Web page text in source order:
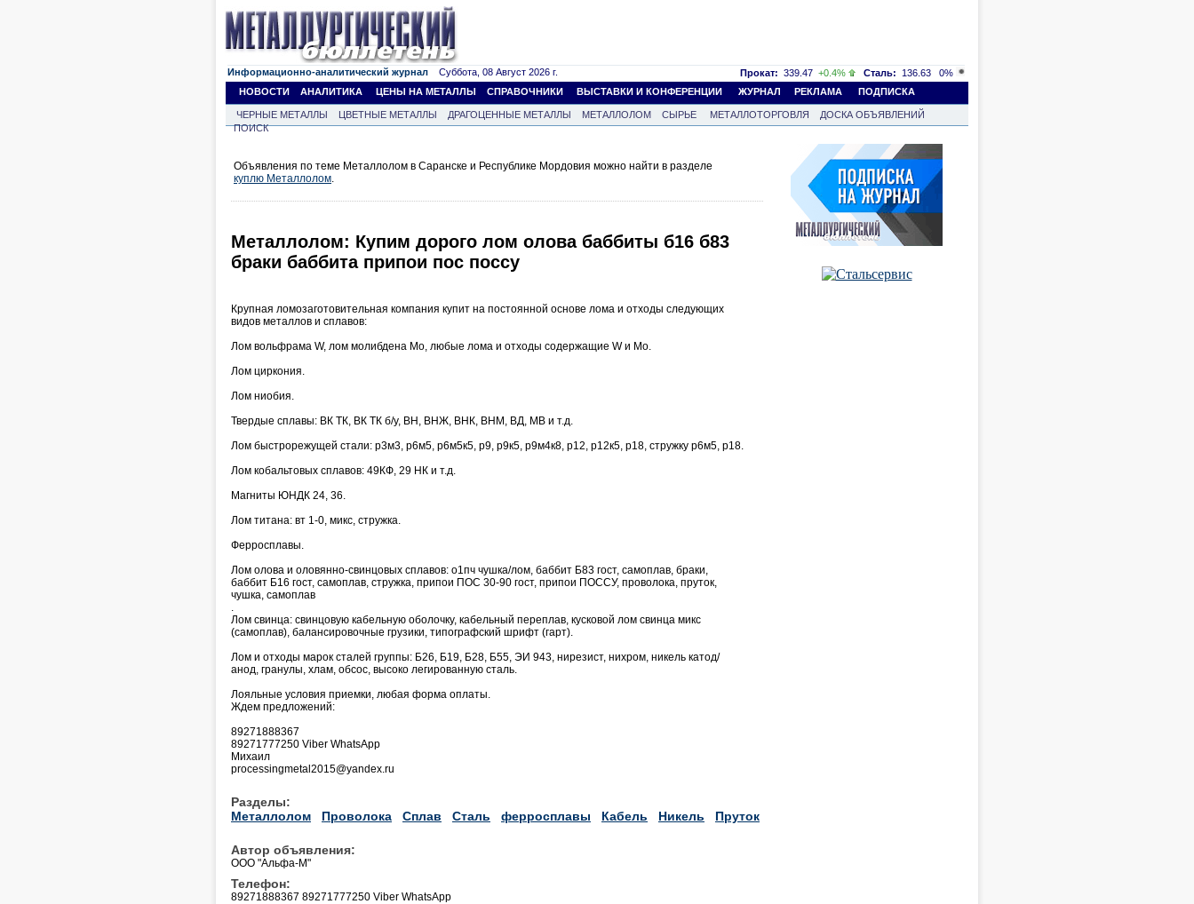
Информационно-аналитический журнал Суббота, 08 Август 2026 г. Прокат: 339.47 +0.4% Сталь: 136.63
0%
НОВОСТИ
АНАЛИТИКА ЦЕНЫ НА МЕТАЛЛЫ СПРАВОЧНИКИ ВЫСТАВКИ И КОНФЕРЕНЦИИ ЖУРНАЛ РЕКЛАМА ПОДПИСКА
ЧЕРНЫЕ МЕТАЛЛЫ ЦВЕТНЫЕ МЕТАЛЛЫ ДРАГОЦЕННЫЕ МЕТАЛЛЫ МЕТАЛЛОЛОМ СЫРЬЕ МЕТАЛЛОТОРГОВЛЯ
ДОСКА ОБЪЯВЛЕНИЙ
ПОИСК
Объявления по теме Металлолом в Саранске и Республике Мордовия можно найти в разделе
куплю Металлолом.
Металлолом: Купим дорого лом олова баббиты б16 б83
браки баббита припои пос поссу
Крупная ломозаготовительная компания купит на постоянной основе лома и отходы следующих
видов металлов и сплавов:
Лом вольфрама W, лом молибдена Mo, любые лома и отходы содержащие W и Mo.
Лом циркония.
Лом ниобия.
Твердые сплавы: ВК ТК, ВК ТК б/у, ВН, ВНЖ, ВНК, ВНМ, ВД, МВ и т.д.
Лом быстрорежущей стали: р3м3, р6м5, р6м5к5, р9, р9к5, р9м4к8, р12, р12к5, р18, стружку р6м5, р18.
Лом кобальтовых сплавов: 49КФ, 29 НК и т.д.
Магниты ЮНДК 24, 36.
Лом титана: вт 1-0, микс, стружка.
Ферросплавы.
Лом олова и оловянно-свинцовых сплавов: о1пч чушка/лом, баббит Б83 гост, самоплав, браки,
баббит Б16 гост, самоплав, стружка, припои ПОС 30-90 гост, припои ПОССУ, проволока, пруток,
чушка, самоплав
Лом свинца: свинцовую кабельную оболочку, кабельный переплав, кусковой лом свинца микс
(самоплав), балансировочные грузики, типографский шрифт (гарт).
Лом и отходы марок сталей группы: Б26, Б19, Б28, Б55, ЭИ 943, нирезист, нихром, никель катод/
анод, гранулы, хлам, обсос, высоко легированную сталь.
Лояльные условия приемки, любая форма оплаты.
Ждем предложений:
89271888367
89271777250 Viber WhatsApp
Михаил
processingmetal2015@yandex.ru
Разделы:
Металлолом
Проволока Сплав Сталь ферросплавы Кабель Никель Пруток
Автор объявления:
ООО "Альфа-М"
Телефон:
89271888367 89271777250 Viber WhatsApp